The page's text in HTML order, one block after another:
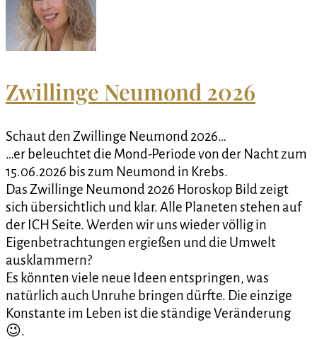
Zwillinge Neumond 2026
Schaut den Zwillinge Neumond 2026…
…er beleuchtet die Mond-Periode von der Nacht zum
15.06.2026 bis zum Neumond in Krebs.
Das Zwillinge Neumond 2026 Horoskop Bild zeigt
sich übersichtlich und klar. Alle Planeten stehen auf
der ICH Seite. Werden wir uns wieder völlig in
Eigenbetrachtungen ergießen und die Umwelt
ausklammern?
Es könnten viele neue Ideen entspringen, was
natürlich auch Unruhe bringen dürfte. Die einzige
Konstante im Leben ist die ständige Veränderung
😉.